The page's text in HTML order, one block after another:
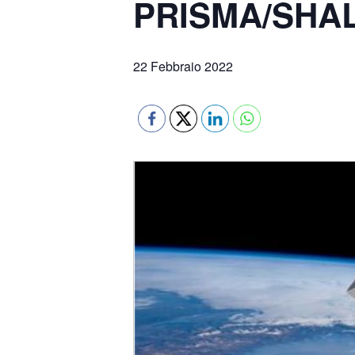
PRISMA/
22 Febbraio 2022